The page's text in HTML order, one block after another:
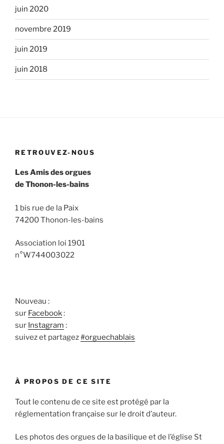
juin 2020
novembre 2019
juin 2019
juin 2018
RETROUVEZ-NOUS
Les Amis des orgues
de Thonon-les-bains
1 bis rue de la Paix
74200 Thonon-les-bains
Association loi 1901
n°W744003022
Nouveau :
sur Facebook:
sur Instagram :
suivez et partagez#orguechablais
À PROPOS DE CE SITE
Tout le contenu de ce site est protégé par la
réglementation française sur le droit d’auteur.
Les photos des orgues de la basilique et de l’église St